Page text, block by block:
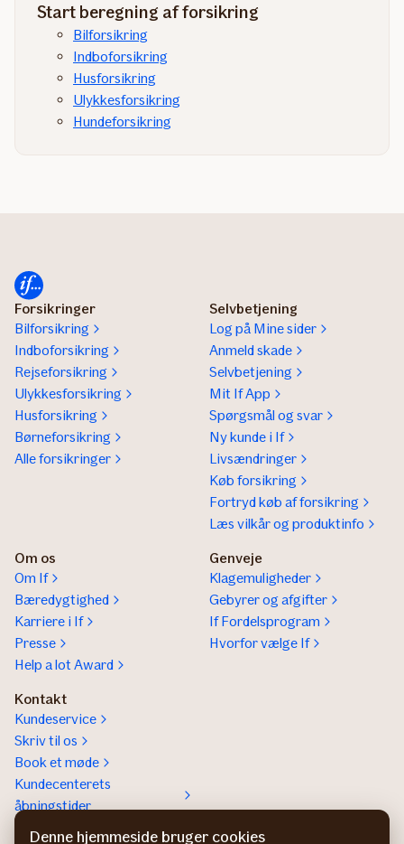
Start beregning af forsikring
Bilforsikring
Indboforsikring
Husforsikring
Ulykkesforsikring
Hundeforsikring
Forsikringer
Bilforsikring
Indboforsikring
Rejseforsikring
Ulykkesforsikring
Husforsikring
Børneforsikring
Alle forsikringer
Selvbetjening
Log på Mine sider
Anmeld skade
Selvbetjening
Mit If App
Spørgsmål og svar
Ny kunde i If
Livsændringer
Køb forsikring
Fortryd køb af forsikring
Læs vilkår og produktinfo
Om os
Om If
Bæredygtighed
Karriere i If
Presse
Help a lot Award
Genveje
Klagemuligheder
Gebyrer og afgifter
If Fordelsprogram
Hvorfor vælge If
Kontakt
Kundeservice
Skriv til os
Book et møde
Kundecenterets
åbningstider
Kontakt os om
Denne hjemmeside bruger cookies